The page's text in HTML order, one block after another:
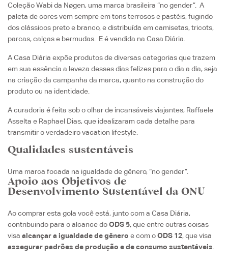
Coleção Wabi da Nøgen, uma marca brasileira “no gender”. A
paleta de cores vem sempre em tons terrosos e pastéis, fugindo
dos clássicos preto e branco, e distribuída em camisetas, tricots,
parcas, calças e bermudas. E é vendida na Casa Diária.
ACasa Diária expõe produtos de diversas categorias que trazem
em sua essência a leveza desses dias felizes para o dia a dia, seja
na criação da campanha da marca, quanto na construção do
produto ou na identidade.
A curadoria é feita sob o olhar de incansáveis viajantes, Raffaele
Asselta e Raphael Dias,que idealizaram cada detalhe para
transmitir o verdadeiro vacation lifestyle.
Qualidades sustentáveis
Uma marca focada na igualdade de gênero, “no gender”.
Apoio aos Objetivos de
Desenvolvimento Sustentável da ONU
Ao comprar esta gola você está, junto com a Casa Diária,
contribuindo para o alcance doODS 5,que entre outras coisas
visa alcançar a igualdade de gênero e com oODS 12, que visa
assegurar padrões de produção e de consumo sustentáveis